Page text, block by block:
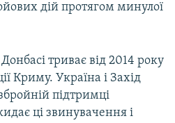
дій протягом минулої
триває від 2014 року
Криму. Україна і Захід
підтримці
ці звинувачення і